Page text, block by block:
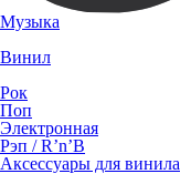
Музыка
Винил
Рок
Поп
Электронная
Рэп / R’n’B
Аксессуары для винила